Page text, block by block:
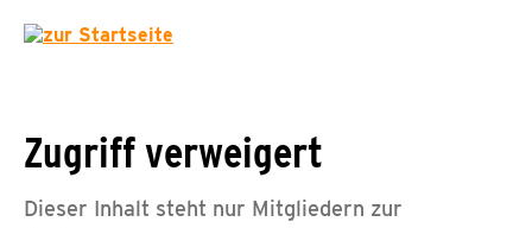
Zugriff verweigert
Dieser Inhalt steht nur Mitgliedern zur